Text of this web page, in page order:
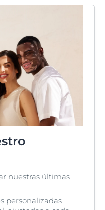
nuestras últimas
personalizadas